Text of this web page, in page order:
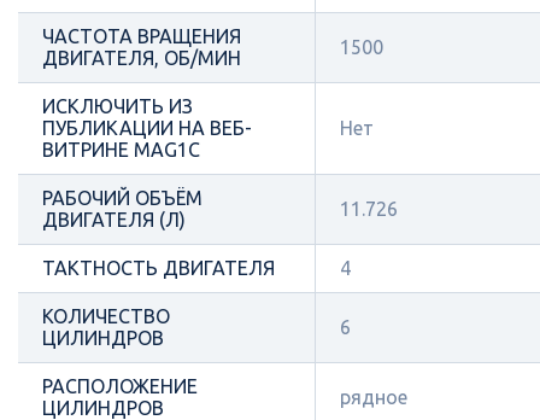
ЧАСТОТА ВРАЩЕНИЯ
ДВИГАТЕЛЯ, ОБ/МИН
1500
ИСКЛЮЧИТЬ ИЗ
ПУБЛИКАЦИИ НА ВЕБ-
ВИТРИНЕ MAG1C
Нет
РАБОЧИЙ ОБЪЁМ
ДВИГАТЕЛЯ (Л)
11.726
ТАКТНОСТЬ ДВИГАТЕЛЯ 4
КОЛИЧЕСТВО
ЦИЛИНДРОВ
6
РАСПОЛОЖЕНИЕ
ЦИЛИНДРОВ
рядное